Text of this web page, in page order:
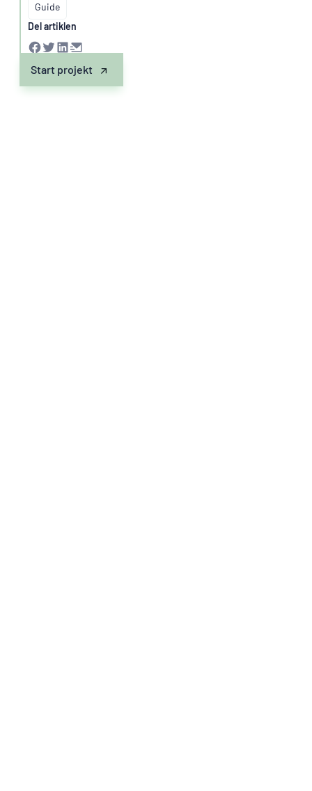
Guide
Del artiklen
Start projekt